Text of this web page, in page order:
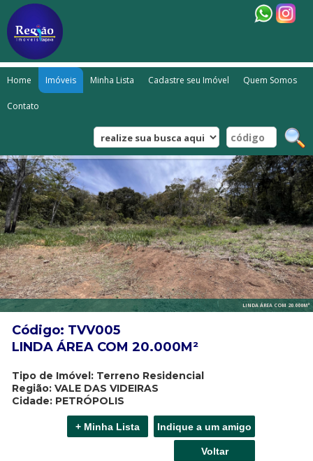
Home Imóveis Minha Lista Cadastre seu Imóvel Quem Somos
Contato
LINDA ÁREA COM 20.000M²
Código: TVV005
LINDA ÁREA COM 20.000M²
Tipo de Imóvel: Terreno Residencial
Região: VALE DAS VIDEIRAS
Cidade: PETRÓPOLIS